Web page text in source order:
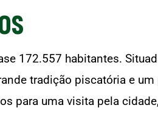
172.557 habitantes.
tradição piscatória e
para uma visita pela